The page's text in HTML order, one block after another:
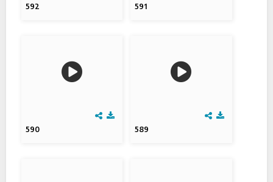
592 591
590 589